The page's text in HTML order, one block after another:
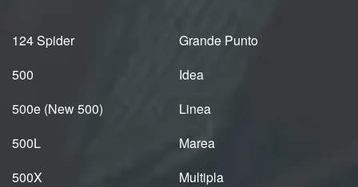
124 Spider
500
500e (New 500)
500L
500X
Grande Punto
Idea
Linea
Marea
Multipla